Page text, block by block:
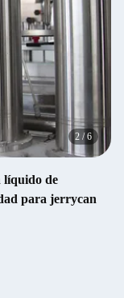
2 /6
líquido de
para jerrycan